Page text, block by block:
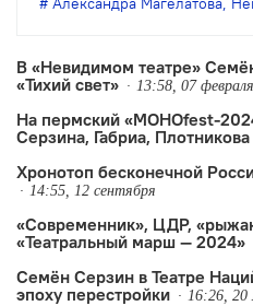
тянущаяся к
«Тихий свет», в
В «Невидимом театре»
«Тихий свет»
13:58, 07 февраля
На пермский «МОНОfest-
Серзина, Габриа, Плотникова
Хронотоп бесконечной
14:55, 12 сентября
«Современник», ЦДР,
«Театральный марш — 2024»
Семён Серзин в Театре
эпоху перестройки
16:26, 20